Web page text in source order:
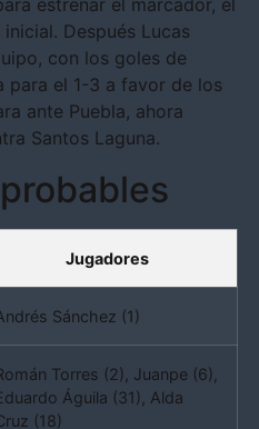
Después Lucas
con los goles de
para el 1-3 a favor de los
ante Puebla, ahora
Santos Laguna.
Jugadores
Sánchez (1)
Torres (2), Juanpe (6),
Águila (31), Alda
(18)